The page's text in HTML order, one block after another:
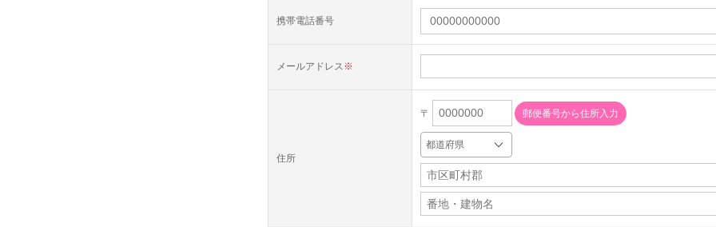
携帯電話番号
メールアドレス※
住所
〒 郵便番号から住所入力